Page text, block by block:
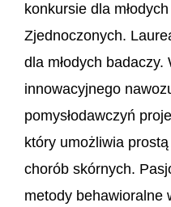
konkursie dla
Zjednoczonych.
dla młodych badaczy.
innowacyjnego
pomysłodawczyń
który umożliwia
chorób skórnych.
metody behawioralne